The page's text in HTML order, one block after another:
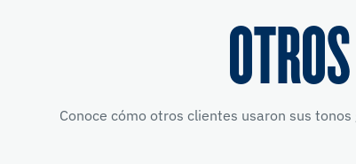
Conoce cómo otros clientes usaron sus